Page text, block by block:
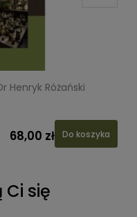
Henryk Różański
68,00 zł Do koszyka
się